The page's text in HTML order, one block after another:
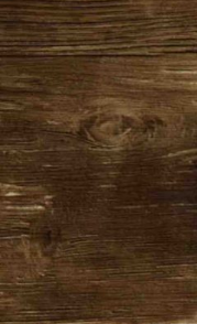
CULTURIZANDO.COM